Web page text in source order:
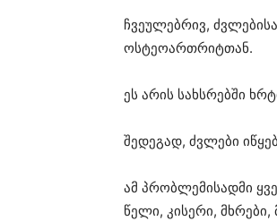
ჩვეულებრივ,
ოსტეოართრიტთან.
ეს არის სახსრებში
შედეგად, ძვლები
ამ პრობლემისადმი
წელი, კისერი,